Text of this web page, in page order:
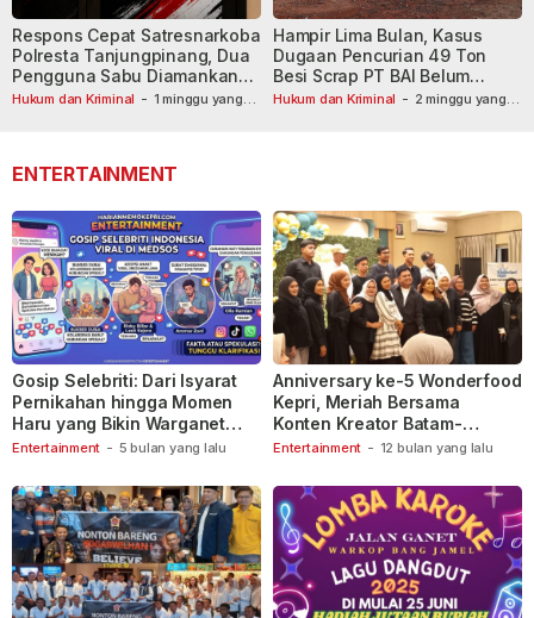
Hukum dan Kriminal - 1 minggu yang
Respons Cepat Satresnarkoba
Polresta Tanjungpinang, Dua
Pengguna Sabu Diamankan
Usai Dilaporkan ke Call Center
Hukum dan Kriminal - 2 minggu yang
Hampir Lima Bulan, Kasus
Dugaan Pencurian 49 Ton
Besi Scrap PT BAI Belum
Tetapkan Tersangka
ENTERTAINMENT
Entertainment - 5 bulan yang lalu
Gosip Selebriti: Dari Isyarat
Pernikahan hingga Momen
Haru yang Bikin Warganet
Berspekulasi
Entertainment - 12 bulan yang lalu
Anniversary ke-5 Wonderfood
Kepri, Meriah Bersama
Konten Kreator Batam-
Tanjungpinang